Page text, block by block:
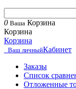
0 Ваша Корзина
Корзина
Корзина
Ваш личныйКабинет
Заказы
Список
Отложенные